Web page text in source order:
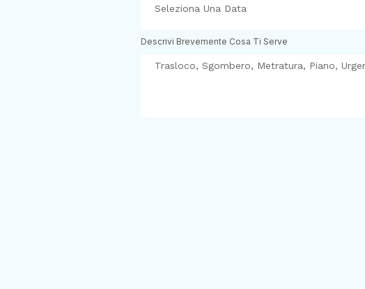
Descrivi Brevemente Cosa Ti Serve